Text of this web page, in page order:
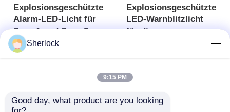
Explosionsgeschütztes
Alarm-LED-Licht für
Zone 1 und Zone 2
Explosionsgeschütztes
LED-Warnblitzlicht
für die
Sherlock
9:15 PM
Good day, what product are you looking